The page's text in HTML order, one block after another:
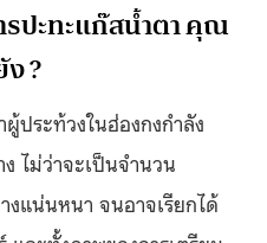
ปะทะแก๊สน้ำตา คุณ
?
ประท้วงในฮ่องกงกำลัง
ไม่ว่าจะเป็นจำนวน
งแน่นหนา จนอาจเรียกได้